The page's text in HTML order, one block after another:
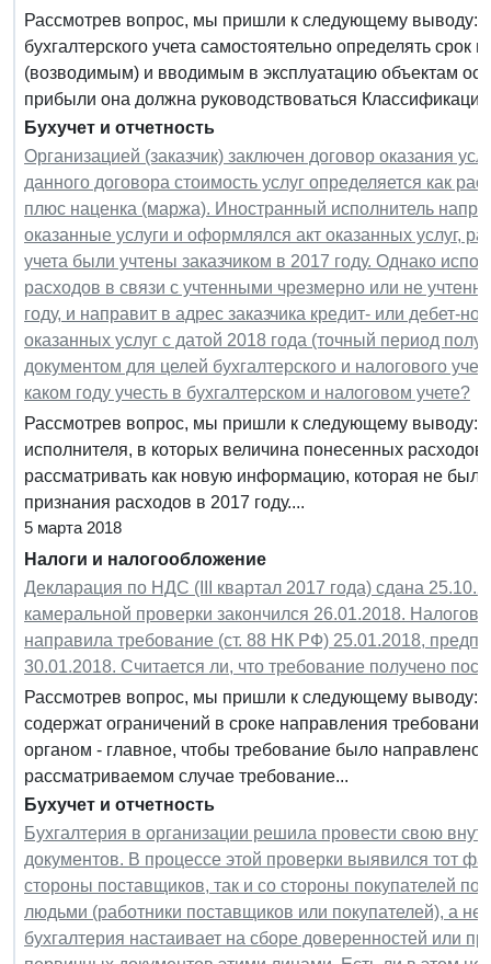
Рассмотрев вопрос, мы пришли к следующему выводу:
бухгалтерского учета самостоятельно определять
(возводимым) и вводимым в эксплуатацию объектам
прибыли она должна руководствоваться
Бухучет и отчетность
Организацией (заказчик) заключен договор оказания
данного договора стоимость услуг определяется как
плюс наценка (маржа). Иностранный исполнитель
оказанные услуги и оформлялся акт оказанных услуг,
учета были учтены заказчиком в 2017 году. Однако
расходов в связи с учтенными чрезмерно или не
году, и направит в адрес заказчика кредит- или дебет-
оказанных услуг с датой 2018 года (точный период
документом для целей бухгалтерского и налогового
каком году учесть в бухгалтерском и налоговом учете?
Рассмотрев вопрос, мы пришли к следующему выводу:
исполнителя, в которых величина понесенных
рассматривать как новую информацию, которая не
признания расходов в 2017 году....
5 марта 2018
Налоги и налогообложение
Декларация по НДС (III квартал 2017 года) сдана
камеральной проверки закончился 26.01.2018.
направила требование (ст. 88 НК РФ) 25.01.2018,
30.01.2018. Считается ли, что требование получено
Рассмотрев вопрос, мы пришли к следующему выводу:
содержат ограничений в сроке направления
органом - главное, чтобы требование было направлено
рассматриваемом случае требование...
Бухучет и отчетность
Бухгалтерия в организации решила провести свою
документов. В процессе этой проверки выявился тот
стороны поставщиков, так и со стороны покупателей
людьми (работники поставщиков или покупателей), а
бухгалтерия настаивает на сборе доверенностей или